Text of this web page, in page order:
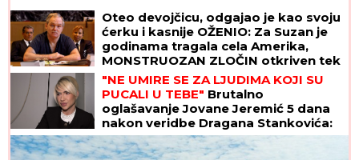
Oteo devojčicu, odgajao je kao svoju
ćerku i kasnije OŽENIO: Za Suzan je
godinama tragala cela Amerika,
MONSTRUOZAN ZLOČIN otkriven tek
decenijama kasnije
"NE UMIRE SE ZA LJUDIMA KOJI SU
PUCALI U TEBE" Brutalno
oglašavanje Jovane Jeremić 5 dana
nakon veridbe Dragana Stankovića:
"Znali su šta rade"